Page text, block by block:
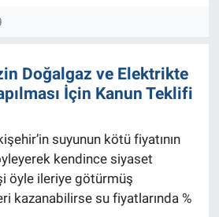
Doğalgaz ve Elektrikte
İçin Kanun Teklifi
suyunun kötü fiyatının
kendince siyaset
öyle ileriye götürmüş
kazanabilirse su fiyatlarında %